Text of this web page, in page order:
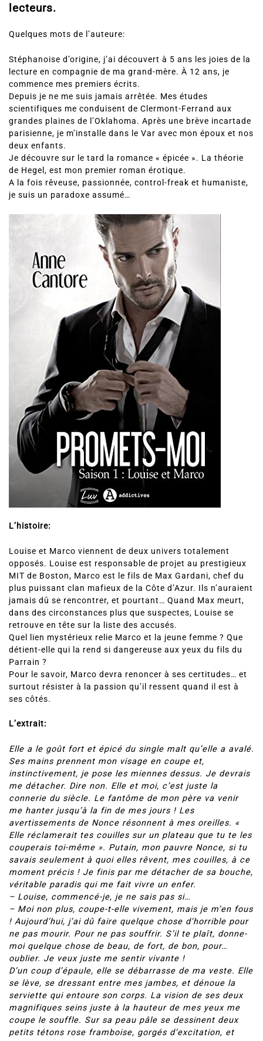
lecteurs.
Quelques mots de l’auteure:
Stéphanoise d’origine, j’ai découvert à 5 ans les joies de la
lecture en compagnie de ma grand-mère. À 12 ans, je
commence mes premiers écrits.
Depuis je ne me suis jamais arrêtée. Mes études
scientifiques me conduisent de Clermont-Ferrand aux
grandes plaines de l’Oklahoma. Après une brève incartade
parisienne, je m’installe dans le Var avec mon époux et nos
deux enfants.
Je découvre sur le tard la romance « épicée ». La théorie
de Hegel, est mon premier roman érotique.
A la fois rêveuse, passionnée, control-freak et humaniste,
je suis un paradoxe assumé…
L’histoire:
Louise et Marco viennent de deux univers totalement
opposés. Louise est responsable de projet au prestigieux
MIT de Boston, Marco est le fils de Max Gardani, chef du
plus puissant clan mafieux de la Côte d’Azur. Ils n’auraient
jamais dû se rencontrer, et pourtant… Quand Max meurt,
dans des circonstances plus que suspectes, Louise se
retrouve en tête sur la liste des accusés.
Quel lien mystérieux relie Marco et la jeune femme ? Que
détient-elle qui la rend si dangereuse aux yeux du fils du
Parrain ?
Pour le savoir, Marco devra renoncer à ses certitudes… et
surtout résister à la passion qu’il ressent quand il est à
ses côtés.
L’extrait:
Elle a le goût fort et épicé du single malt qu’elle a avalé.
Ses mains prennent mon visage en coupe et,
instinctivement, je pose les miennes dessus. Je devrais
me détacher. Dire non. Elle et moi, c’est juste la
connerie du siècle. Le fantôme de mon père va venir
me hanter jusqu’à la fin de mes jours ! Les
avertissements de Nonce résonnent à mes oreilles. «
Elle réclamerait tes couilles sur un plateau que tu te les
couperais toi-même ». Putain, mon pauvre Nonce, si tu
savais seulement à quoi elles rêvent, mes couilles, à ce
moment précis ! Je finis par me détacher de sa bouche,
véritable paradis qui me fait vivre un enfer.
– Louise, commencé-je, je ne sais pas si…
– Moi non plus, coupe-t-elle vivement, mais je m’en fous
! Aujourd’hui, j’ai dû faire quelque chose d’horrible pour
ne pas mourir. Pour ne pas souffrir. S’il te plaît, donne-
moi quelque chose de beau, de fort, de bon, pour…
oublier. Je veux juste me sentir vivante !
D’un coup d’épaule, elle se débarrasse de ma veste. Elle
se lève, se dressant entre mes jambes, et dénoue la
serviette qui entoure son corps. La vision de ses deux
magnifiques seins juste à la hauteur de mes yeux me
coupe le souffle. Sur sa peau pâle se dessinent deux
petits tétons rose framboise, gorgés d’excitation, et